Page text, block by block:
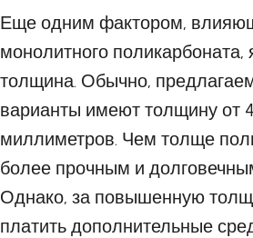
Еще одним фактором,
монолитного поликарбоната,
толщина. Обычно,
варианты имеют толщину от
миллиметров. Чем толще
более прочным и
Однако, за повышенную
платить дополнительные